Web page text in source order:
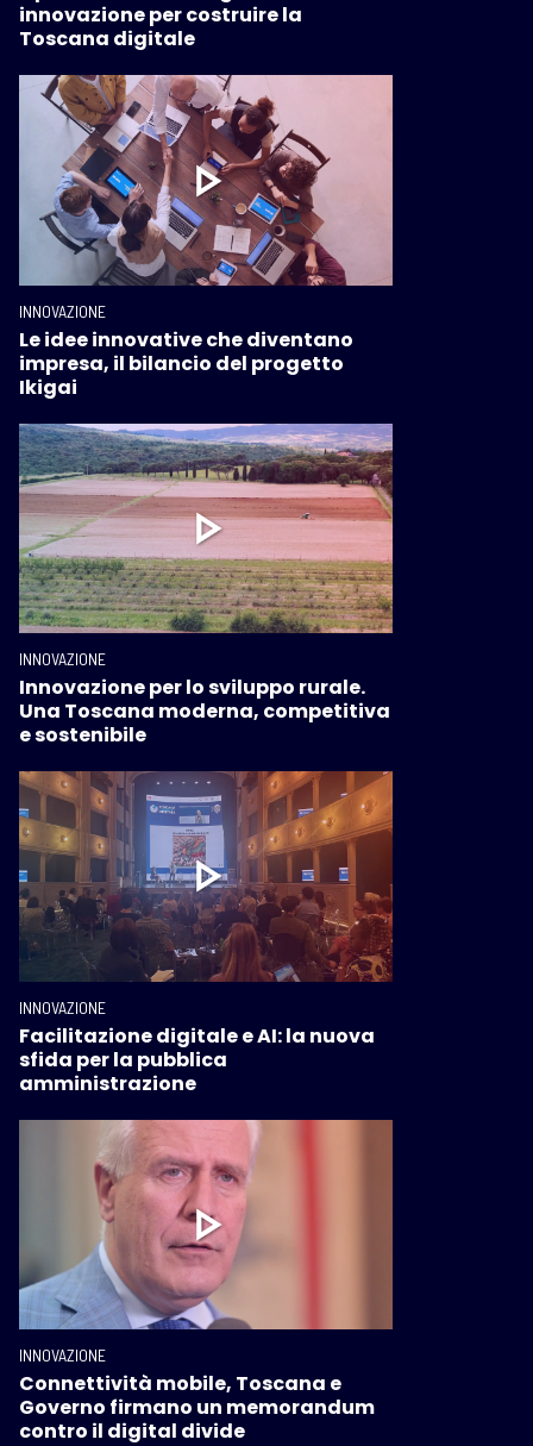
innovazione per costruire la
Toscana digitale
INNOVAZIONE
Le idee innovative che diventano
impresa, il bilancio del progetto
Ikigai
INNOVAZIONE
Innovazione per lo sviluppo rurale.
Una Toscana moderna, competitiva
e sostenibile
INNOVAZIONE
Facilitazione digitale e AI: la nuova
sfida per la pubblica
amministrazione
INNOVAZIONE
Connettività mobile, Toscana e
Governo firmano un memorandum
contro il digital divide